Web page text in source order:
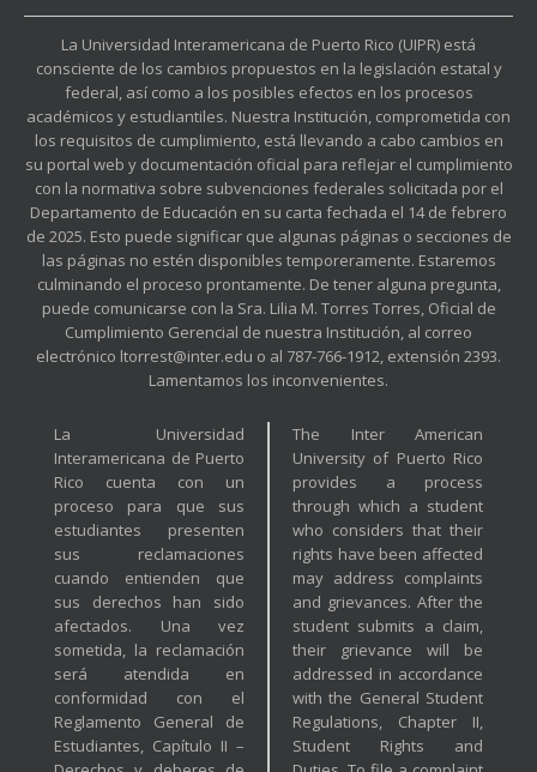
La Universidad Interamericana de Puerto Rico (UIPR) está
consciente de los cambios propuestos en la legislación estatal y
federal, así como a los posibles efectos en los procesos
académicos y estudiantiles. Nuestra Institución, comprometida con
los requisitos de cumplimiento, está llevando a cabo cambios en
su portal web y documentación oficial para reflejar el cumplimiento
con la normativa sobre subvenciones federales solicitada por el
Departamento de Educación en su carta fechada el 14 de febrero
de 2025. Esto puede significar que algunas páginas o secciones de
las páginas no estén disponibles temporeramente. Estaremos
culminando el proceso prontamente. De tener alguna pregunta,
puede comunicarse con la Sra. Lilia M. Torres Torres, Oficial de
Cumplimiento Gerencial de nuestra Institución, al correo
electrónico ltorrest@inter.edu o al 787-766-1912, extensión 2393.
Lamentamos los inconvenientes.
La Universidad
Interamericana de Puerto
Rico cuenta con un
proceso para que sus
estudiantes presenten
sus reclamaciones
cuando entienden que
sus derechos han sido
afectados. Una vez
sometida, la reclamación
será atendida en
conformidad con el
Reglamento General de
Estudiantes, Capítulo II –
The Inter American
University of Puerto Rico
provides a process
through which a student
who considers that their
rights have been affected
may address complaints
and grievances. After the
student submits a claim,
their grievance will be
addressed in accordance
with the General Student
Regulations, Chapter II,
Student Rights and